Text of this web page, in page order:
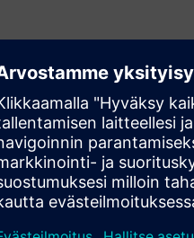
drive competitive advantage
can impact your business
to drive digital innovation